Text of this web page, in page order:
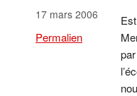
17 mars 2006
Permalien